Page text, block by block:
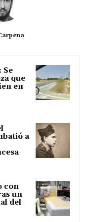
Se
que
en
a
con
un
del